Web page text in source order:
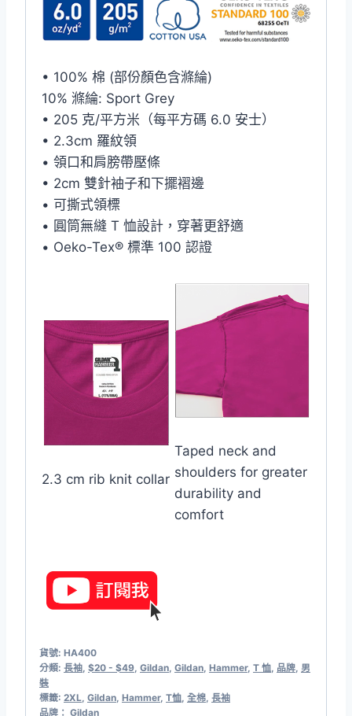
• 100% 棉 (部份顏色含滌綸)
10% 滌綸: Sport Grey
• 205 克/平方米（每平方碼 6.0 安士）
• 2.3cm 羅紋領
• 領口和肩膀帶壓條
• 2cm 雙針袖子和下擺褶邊
• 可撕式領標
• 圓筒無縫 T 恤設計，穿著更舒適
• Oeko-Tex® 標準 100 認證
2.3 cm rib knit collar
Taped neck and
shoulders for greater
durability and
comfort
貨號: HA400
分類: 長袖 $20 - $49 Gildan Gildan Hammer, T 恤 品牌 男
裝
標籤: 2XL Gildan Hammer, T恤 全棉 長袖
品牌： Gildan